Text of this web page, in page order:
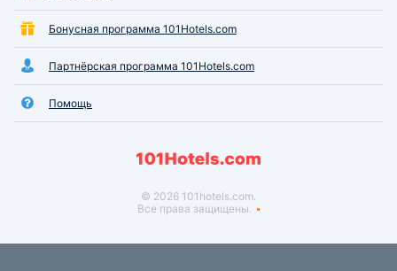
Бонусная программа 101Hotels.com
Партнёрская программа 101Hotels.com
Помощь
© 2026 101hotels.com.
Все права защищены.